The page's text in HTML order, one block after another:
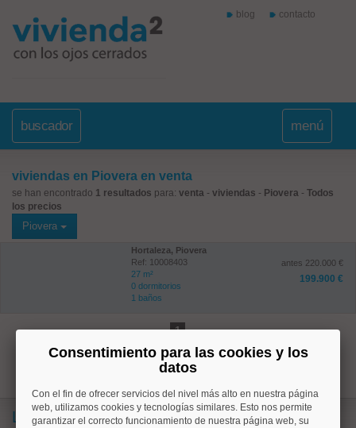
blog contacto
buscador menú
viviendas en Piovera en venta
se han encontrado 1 resultados para: venta - viviendas - Piovera - Todos
los precios
Piovera
Hortaleza, Piovera
Ref: 10008403
27 m²
0 dormitorios
1 baños
antes 220.000 €
199.900 €
1
Lo más buscado
Consentimiento para las cookies y los
datos
Con el fin de ofrecer servicios del nivel más alto en nuestra página
web, utilizamos cookies y tecnologías similares. Esto nos permite
garantizar el correcto funcionamiento de nuestra página web, su